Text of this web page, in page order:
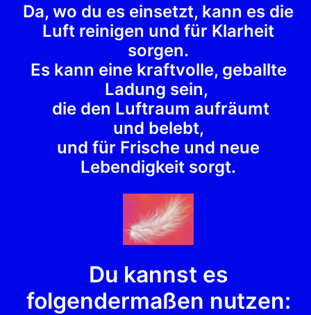
Da, wo du es einsetzt, kann es die
Luft reinigen und für Klarheit
sorgen.
Es kann eine kraftvolle, geballte
Ladung sein,
die den Luftraum aufräumt
und belebt,
und für Frische und neue
Lebendigkeit sorgt.
Du kannst es
folgendermaßen nutzen: